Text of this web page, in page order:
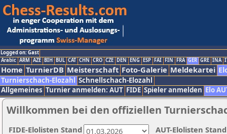
Logged on: Gast
Arabic ARM AZE BIH BUL CAT CHN CRO CZE DEN ENG ESP FAI FIN FRA GER GRE INA
Home TurnierDB Meisterschaft Foto-Galerie Meldekartei
Turnierschach-Elozahl Schnellschach-Elozahl
Allgemeines Turnier anmelden: AUT FIDE Spieler anmelden Elo
Willkommen bei den offiziellen
AUT-Elolisten
FIDE-Elolisten Stand